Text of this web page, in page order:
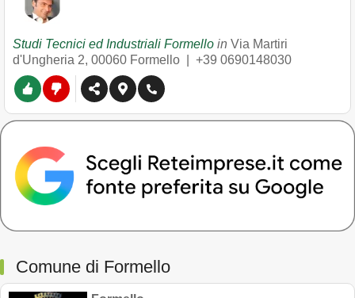
Studi Tecnici ed Industriali Formello in Via Martiri
d'Ungheria 2, 00060 Formello +39 0690148030
Comune di Formello